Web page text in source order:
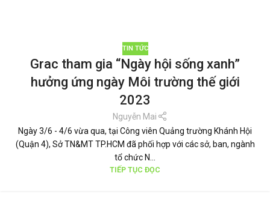
TIN TỨC
Grac tham gia “Ngày hội sống xanh”
hưởng ứng ngày Môi trường thế giới
2023
Nguyễn Mai
Ngày 3/6 - 4/6 vừa qua, tại Công viên Quảng trường Khánh Hội
(Quận 4), Sở TN&MT TP.HCM đã phối hợp với các sở, ban, ngành
tổ chức N...
TIẾP TỤC ĐỌC